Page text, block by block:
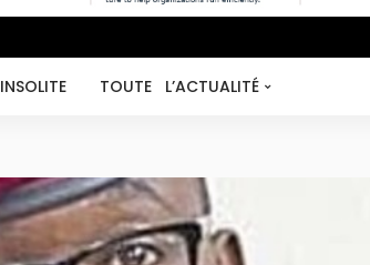
INSOLITE TOUTE L’ACTUALITÉ